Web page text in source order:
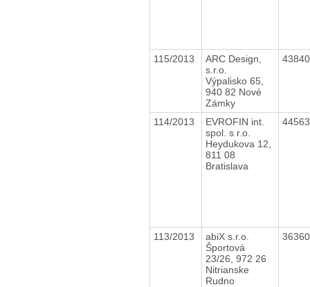
115/2013
ARC Design,
s.r.o.
Výpalisko 65,
940 82 Nové
Zámky
114/2013
EVROFIN int.
spol. s r.o.
Heydukova 12,
811 08
Bratislava
113/2013
abiX s.r.o.
Športová
23/26, 972 26
Nitrianske
Rudno